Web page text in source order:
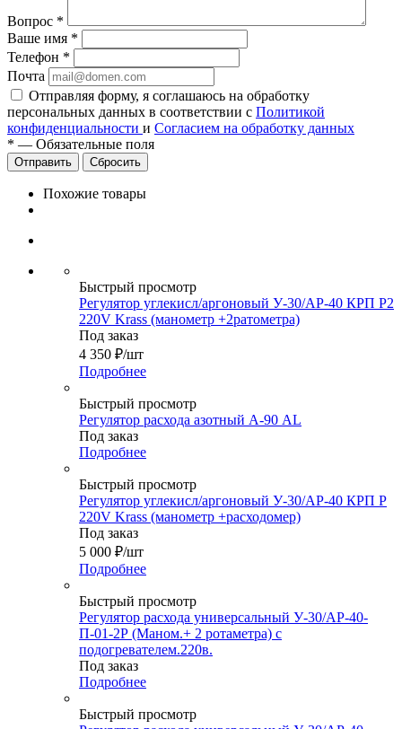
Вопрос *
Ваше имя *
Телефон *
Почта
Отправляя форму, я соглашаюсь на обработку
персональных данных в соответствии с Политикой
конфиденциальности и Согласием на обработку данных
* — Обязательные поля
Сбросить
Похожие товары
Быстрый просмотр
Регулятор углекисл/аргоновый У-30/АР-40 КРП Р2
220V Krass (манометр +2ратометра)
Под заказ
4 350 ₽/шт
Подробнее
Быстрый просмотр
Регулятор расхода азотный А-90 AL
Под заказ
Подробнее
Быстрый просмотр
Регулятор углекисл/аргоновый У-30/АР-40 КРП Р
220V Krass (манометр +расходомер)
Под заказ
5 000 ₽/шт
Подробнее
Быстрый просмотр
Регулятор расхода универсальный У-30/АР-40-
П-01-2Р (Маном.+ 2 ротаметра) с
подогревателем.220в.
Под заказ
Подробнее
Быстрый просмотр